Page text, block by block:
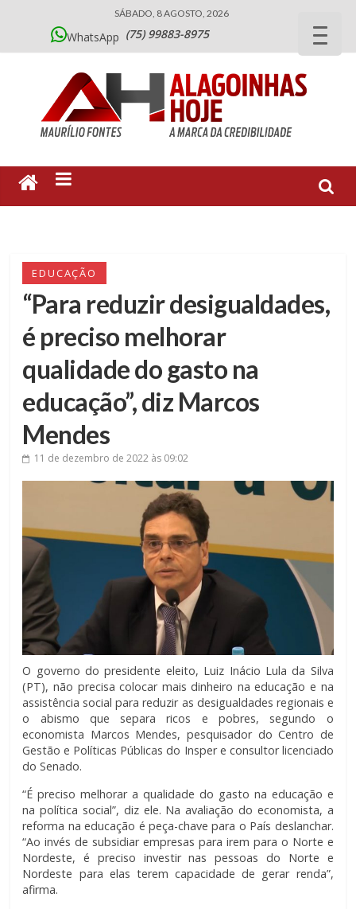
SÁBADO, 8 AGOSTO, 2026
WhatsApp (75) 99883-8975
EDUCAÇÃO
“Para reduzir desigualdades,
é preciso melhorar
qualidade do gasto na
educação”, diz Marcos
Mendes
11 de dezembro de 2022 às 09:02
O governo do presidente eleito, Luiz Inácio Lula da Silva
(PT), não precisa colocar mais dinheiro na educação e na
assistência social para reduzir as desigualdades regionais e
o abismo que separa ricos e pobres, segundo o
economista Marcos Mendes, pesquisador do Centro de
Gestão e Políticas Públicas do Insper e consultor licenciado
do Senado.
“É preciso melhorar a qualidade do gasto na educação e
na política social”, diz ele. Na avaliação do economista, a
reforma na educação é peça-chave para o País deslanchar.
“Ao invés de subsidiar empresas para irem para o Norte e
Nordeste, é preciso investir nas pessoas do Norte e
Nordeste para elas terem capacidade de gerar renda”,
afirma.